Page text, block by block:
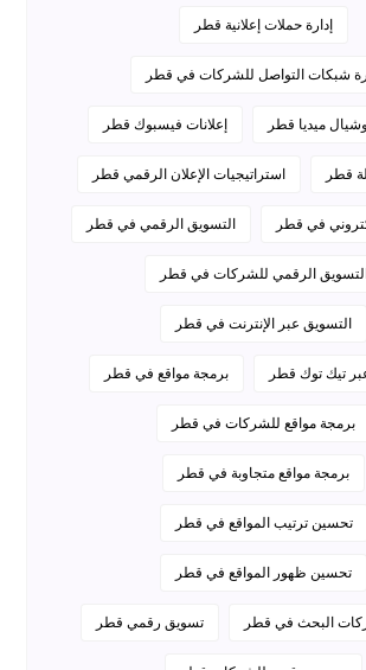
إدارة حملات إعلانية قطر
شبكات التواصل للشركات في قطر
ميديا قطر إعلانات فيسبوك قطر
قطر استراتيجيات الإعلان الرقمي قطر
في قطر التسويق الرقمي في قطر
الرقمي للشركات في قطر
التسويق عبر الإنترنت في قطر
تيك توك قطر برمجة مواقع في قطر
برمجة مواقع للشركات في قطر
برمجة مواقع متجاوبة في قطر
تحسين ترتيب المواقع في قطر
تحسين ظهور المواقع في قطر
البحث في قطر تسويق رقمي قطر